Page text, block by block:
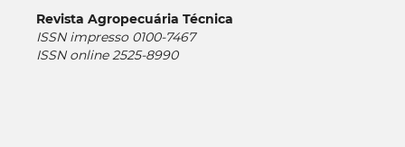
Revista Agropecuária Técnica
ISSN impresso 0100-7467
ISSN online 2525-8990